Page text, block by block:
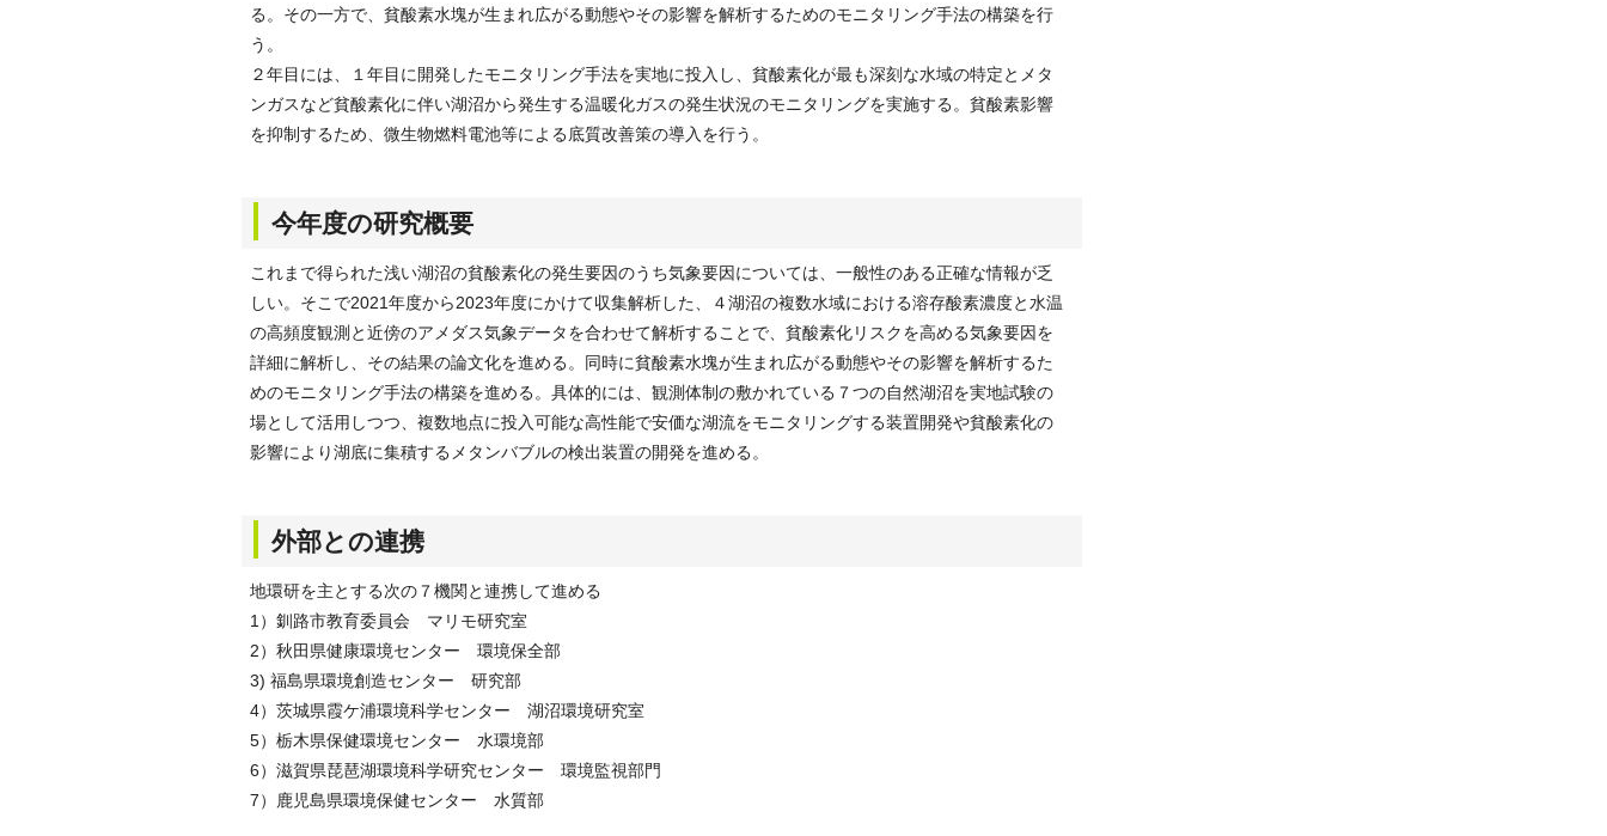
る。その一方で、貧酸素水塊が生まれ広がる動態やその影響を解析するためのモニタリング手法の構築を行
う。
２年目には、１年目に開発したモニタリング手法を実地に投入し、貧酸素化が最も深刻な水域の特定とメタ
ンガスなど貧酸素化に伴い湖沼から発生する温暖化ガスの発生状況のモニタリングを実施する。貧酸素影響
を抑制するため、微生物燃料電池等による底質改善策の導入を行う。
今年度の研究概要
これまで得られた浅い湖沼の貧酸素化の発生要因のうち気象要因については、一般性のある正確な情報が乏
しい。そこで2021年度から2023年度にかけて収集解析した、４湖沼の複数水域における溶存酸素濃度と水温
の高頻度観測と近傍のアメダス気象データを合わせて解析することで、貧酸素化リスクを高める気象要因を
詳細に解析し、その結果の論文化を進める。同時に貧酸素水塊が生まれ広がる動態やその影響を解析するた
めのモニタリング手法の構築を進める。具体的には、観測体制の敷かれている７つの自然湖沼を実地試験の
場として活用しつつ、複数地点に投入可能な高性能で安価な湖流をモニタリングする装置開発や貧酸素化の
影響により湖底に集積するメタンバブルの検出装置の開発を進める。
外部との連携
地環研を主とする次の７機関と連携して進める
1）釧路市教育委員会 マリモ研究室
2）秋田県健康環境センター 環境保全部
3) 福島県環境創造センター 研究部
4）茨城県霞ケ浦環境科学センター 湖沼環境研究室
5）栃木県保健環境センター 水環境部
6）滋賀県琵琶湖環境科学研究センター 環境監視部門
7）鹿児島県環境保健センター 水質部